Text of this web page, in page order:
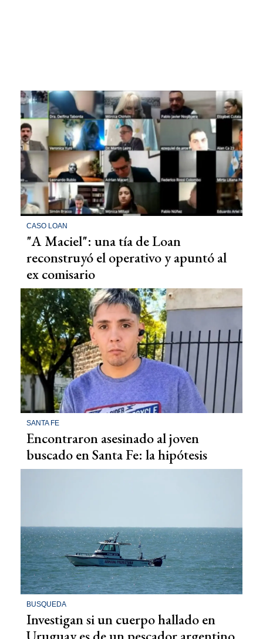
CASO LOAN
"A Maciel": una tía de Loan
reconstruyó el operativo y apuntó al
ex comisario
SANTA FE
Encontraron asesinado al joven
buscado en Santa Fe: la hipótesis
BUSQUEDA
Investigan si un cuerpo hallado en